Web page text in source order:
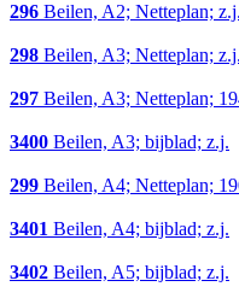
296 Beilen, A2; Netteplan; z.j.
298 Beilen, A3; Netteplan; z.j.
297 Beilen, A3; Netteplan;
3400 Beilen, A3; bijblad; z.j.
299 Beilen, A4; Netteplan;
3401 Beilen, A4; bijblad; z.j.
3402 Beilen, A5; bijblad; z.j.